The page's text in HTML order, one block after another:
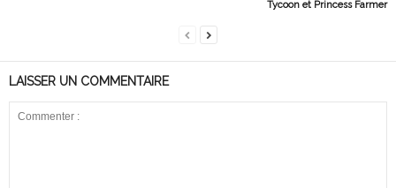
Tycoon et Princess Farmer
LAISSER UN COMMENTAIRE